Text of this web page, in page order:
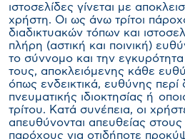
ιστοσελίδες γίνεται με
χρήστη. Οι ως άνω τρίτοι
διαδικτυακών τόπων και
πλήρη (αστική και ποινική)
το σύννομο και την
τους, αποκλειόμενης κάθε
όπως ενδεικτικά, ευθύνης περί
πνευματικής ιδιοκτησίας ή
τρίτου. Κατά συνέπεια, οι
απευθύνονται απευθείας
παρόχους για οτιδήποτε